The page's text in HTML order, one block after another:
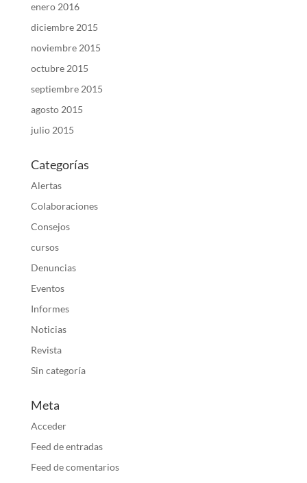
enero 2016
diciembre 2015
noviembre 2015
octubre 2015
septiembre 2015
agosto 2015
julio 2015
Categorías
Alertas
Colaboraciones
Consejos
cursos
Denuncias
Eventos
Informes
Noticias
Revista
Sin categoría
Meta
Acceder
Feed de entradas
Feed de comentarios